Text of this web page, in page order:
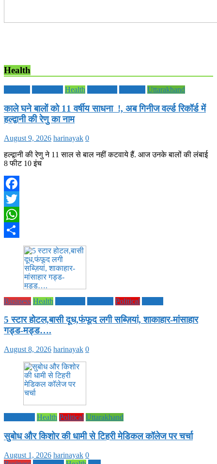
Health
Health Uttarakhand
काले घने बालों को 11 वर्षीय साधना !, अब गिनीज वर्ल्ड रिकॉर्ड में
हल्द्वानी की रेणु का नाम
August 9, 2026 harinayak 0
हल्द्वानी की रेणु ने 11 साल से बाल नहीं कटवाये हैं. आज उनके बालों की लंबाई
8 फीट 10 इंच
Facebook
Twitter
WhatsApp
Business Health Political
5 स्टार होटल,बासी दूध,फंफूद लगी सब्ज़ियां, शाकाहार-मांसाहार
गड्ड-मड्ड….
August 8, 2026 harinayak 0
Health Political Uttarakhand
सुबोध और किशोर की धामी से टिहरी मेडिकल कॉलेज पर चर्चा
August 1, 2026 harinayak 0